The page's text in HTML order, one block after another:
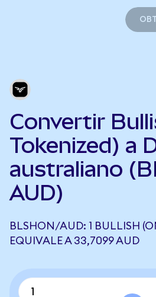
Convertir
Tokenized) a
australiano
AUD)
BLSHON/AUD: 1 BULLISH
EQUIVALE A 33,7099 AUD